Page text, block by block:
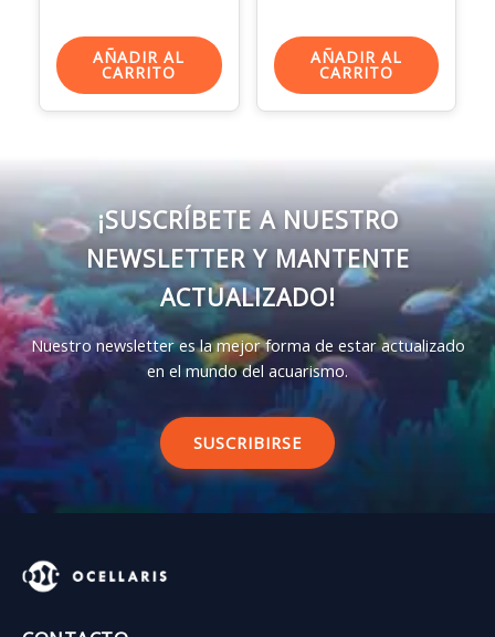
AÑADIR AL
CARRITO
AÑADIR AL
CARRITO
¡SUSCRÍBETE A NUESTRO
NEWSLETTER Y MANTENTE
ACTUALIZADO!
Nuestro newsletter es la mejor forma de estar actualizado
en el mundo del acuarismo.
SUSCRIBIRSE